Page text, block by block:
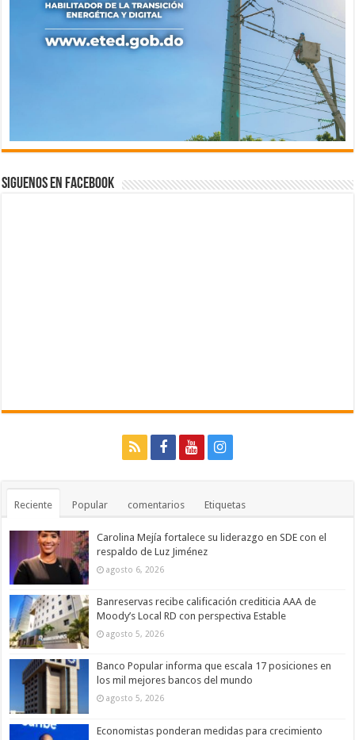
Siguenos en Facebook
Reciente Popular comentarios Etiquetas
Carolina Mejía fortalece su liderazgo en SDE con el
respaldo de Luz Jiménez
agosto 6, 2026
Banreservas recibe calificación crediticia AAA de
Moody’s Local RD con perspectiva Estable
agosto 5, 2026
Banco Popular informa que escala 17 posiciones en
los mil mejores bancos del mundo
agosto 5, 2026
Economistas ponderan medidas para crecimiento